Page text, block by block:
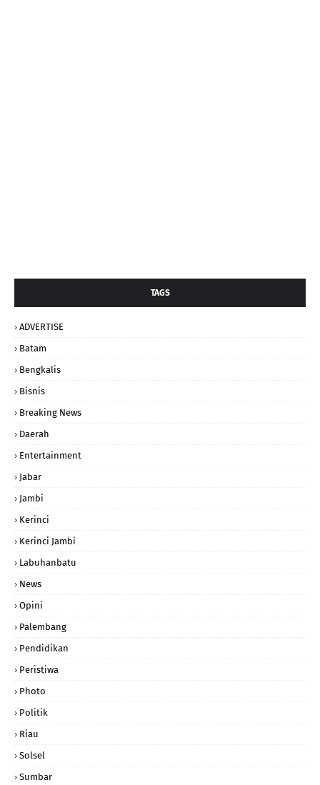
TAGS
ADVERTISE
Batam
Bengkalis
Bisnis
Breaking News
Daerah
Entertainment
Jabar
Jambi
Kerinci
Kerinci Jambi
Labuhanbatu
News
Opini
Palembang
Pendidikan
Peristiwa
Photo
Politik
Riau
Solsel
Sumbar